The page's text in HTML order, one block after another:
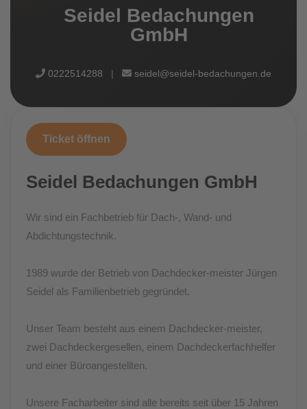
Seidel Bedachungen
GmbH
0222514288 | seidel@seidel-bedachungen.de
Ticket öffnen
Seidel Bedachungen GmbH
Wir sind ein Fachbetrieb für Dach-, Wand- und
Abdichtungstechnik.
1989 wurde der Betrieb von Dachdecker-meister Jürgen
Seidel als Familienbetrieb gegründet.
Unser Team besteht aus einem Dachdecker-meister,
zwei Dachdeckergesellen, einem Dachdeckerfachhelfer
und einer Büroangestellten.
Unsere Facharbeiter sind alle bereits seit über 15 Jahren